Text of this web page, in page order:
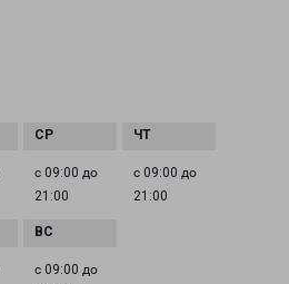
с 09:00 до
21:00
с 09:00 до
21:00
с 09:00 до